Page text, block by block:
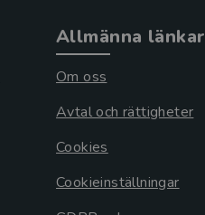
Allmänna länkar
Om oss
Avtal och rättigheter
Cookies
Cookieinställningar